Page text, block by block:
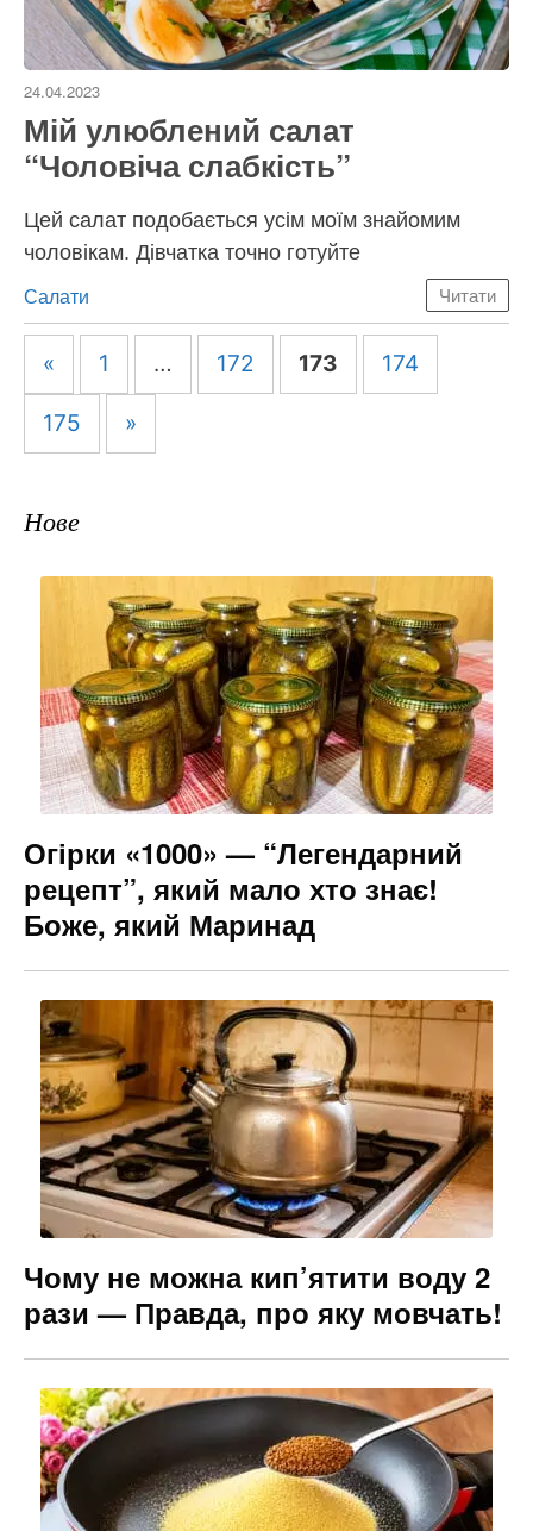
24.04.2023
Мій улюблений салат
“Чоловіча слабкість”
Цей салат подобається усім моїм знайомим
чоловікам. Дівчатка точно готуйте
Категорії
Салати Читати
Навігація
запису
« 1 … 172 173 174
175 »
Нове
Огірки «1000» — “Легендарний
рецепт”, який мало хто знає!
Боже, який Маринад
Чому не можна кип’ятити воду 2
рази — Правда, про яку мовчать!